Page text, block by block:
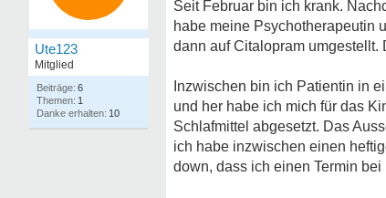
Ute123
Mitglied
6
1
10
Seit Februar bin ich krank.
habe meine Psychotherapeutin
dann auf Citalopram umgestellt.
Inzwischen bin ich Patientin in
und her habe ich mich für das
Schlafmittel abgesetzt. Das
ich habe inzwischen einen
down, dass ich einen Termin